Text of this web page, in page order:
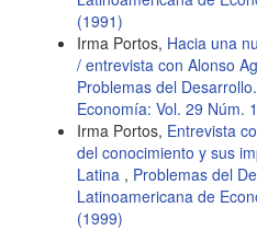
(1991)
Irma Portos, Hacia una
/ entrevista con Alonso
Problemas del
Economía: Vol. 29 Núm.
Irma Portos, Entrevista
del conocimiento y sus
Latina , Problemas del
Latinoamericana de
(1999)